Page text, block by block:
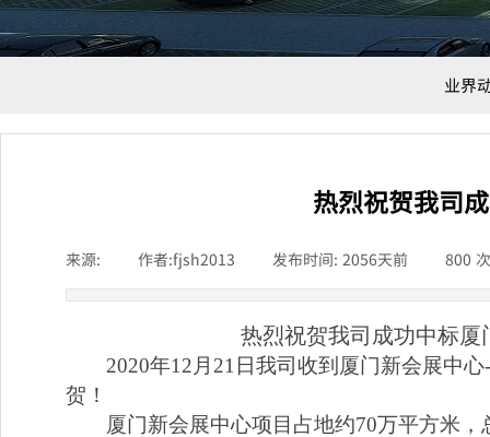
业界
热烈祝贺我司
来源: 作者:fjsh2013 发布时间: 2056天前 800
热烈祝贺我司成功中标厦
2020年12月21日我司收到厦门新会展中
贺！
厦门新会展中心项目占地约70万平方米